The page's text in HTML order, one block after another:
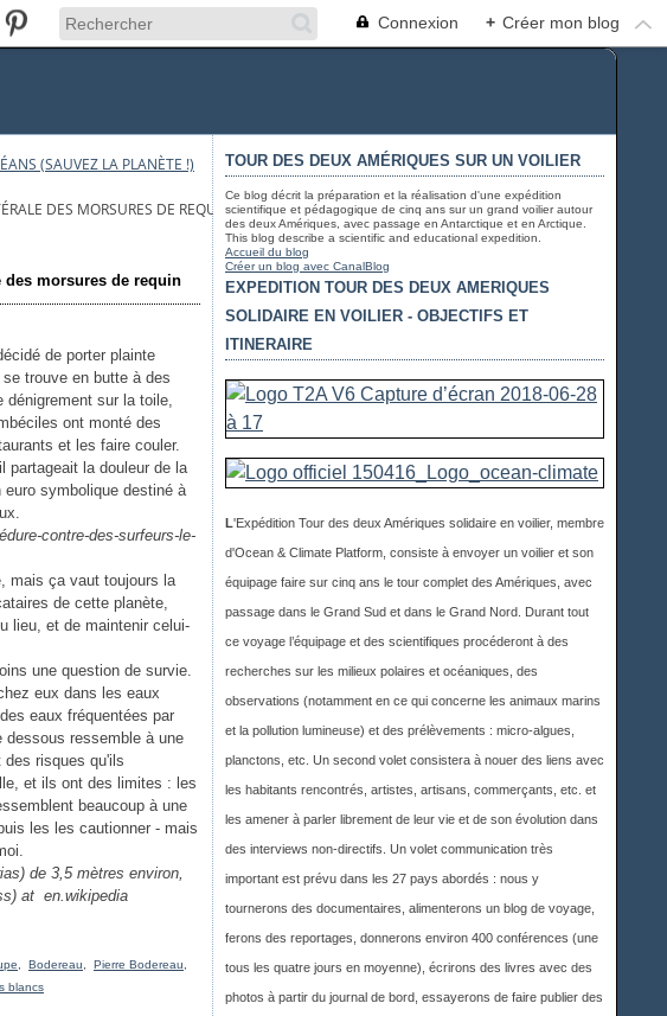
Connexion + Créer mon blog
(SAUVEZ LA PLANÈTE !)
DES MORSURES DE REQUIN SUBIES PAR UN SURFEUR IMPRUDENT
des morsures de requin
de porter plainte
trouve en butte à des
sur la toile,
ont monté des
et les faire couler.
partageait la douleur de la
symbolique destiné à
contre-des-surfeurs-le-
mais ça vaut toujours la
de cette planète,
lieu, et de maintenir celui-
une question de survie.
eux dans les eaux
eaux fréquentées par
ressemble à une
risques qu'ils
et ils ont des limites : les
beaucoup à une
les les cautionner - mais
de 3,5 mètres environ,
at en.wikipedia
Bodereau Pierre Bodereau
blancs
TOUR DES DEUX AMÉRIQUES SUR UN VOILIER
Ce blog décrit la préparation et la réalisation d'une expédition
scientifique et pédagogique de cinq ans sur un grand voilier autour
des deux Amériques, avec passage en Antarctique et en Arctique.
This blog describe a scientific and educational expedition.
Accueil du blog
Créer un blog avec CanalBlog
EXPEDITION TOUR DES DEUX AMERIQUES
SOLIDAIRE EN VOILIER - OBJECTIFS ET
ITINERAIRE
L'Expédition Tour des deux Amériques solidaire en voilier, membre
d'Ocean & Climate Platform, consiste à envoyer un voilier et son
équipage faire sur cinq ans le tour complet des Amériques, avec
passage dans le Grand Sud et dans le Grand Nord. Durant tout
ce voyage l’équipage et des scientifiques procéderont à des
recherches sur les milieux polaires et océaniques, des
observations (notamment en ce qui concerne les animaux marins
et la pollution lumineuse) et des prélèvements : micro-algues,
planctons, etc. Un second volet consistera à nouer des liens avec
les habitants rencontrés, artistes, artisans, commerçants, etc. et
les amener à parler librement de leur vie et de son évolution dans
des interviews non-directifs. Un volet communication très
important est prévu dans les 27 pays abordés : nous y
tournerons des documentaires, alimenterons un blog de voyage,
ferons des reportages, donnerons environ 400 conférences (une
tous les quatre jours en moyenne), écrirons des livres avec des
photos à partir du journal de bord, essayerons de faire publier des